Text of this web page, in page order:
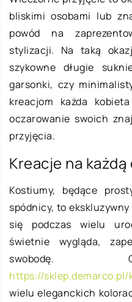
bliskimi osobami lub
powód na
stylizacji. Na taką
szykowne długie
garsonki, czy
kreacjom każda
oczarowanie swoich
przyjęcia.
Kreacje na każdą
Kostiumy, będące
spódnicy, to
się podczas wielu
świetnie wygląda,
swobodę.
https://sklep.demarco.pl/
wielu eleganckich